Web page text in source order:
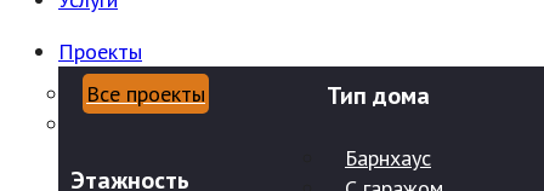
Проекты
Все проекты
Этажность
Тип дома
Барнхаус